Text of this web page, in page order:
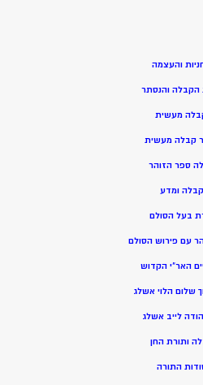
והעצמה
הקבלה והנסתר
מעשית
קבלה מעשית
ספר הזוהר
קבלה ומדע
בעל הסולם
עם פירוש הסולם
האר”י הקדוש
שלום הלוי אשלג
לייב אשלג
ותורת החן
התורה